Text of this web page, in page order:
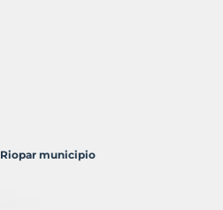
Riopar municipio